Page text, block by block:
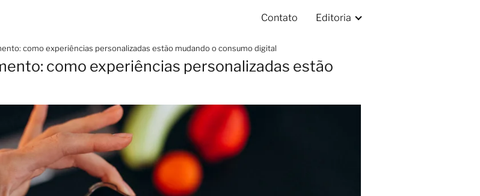
Contato Editoria
como experiências personalizadas estão mudando o consumo digital
como experiências personalizadas estão